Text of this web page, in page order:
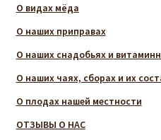
О видах мёда
О наших приправах
О наших снадобьях и
О наших чаях, сборах и их
О плодах нашей местности
ОТЗЫВЫ О НАС